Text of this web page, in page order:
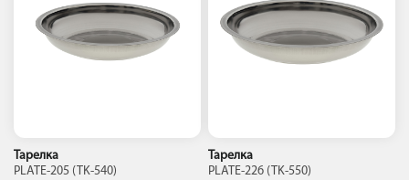
Тарелка
PLATE-205 (TK-540)
Тарелка
PLATE-226 (TK-550)